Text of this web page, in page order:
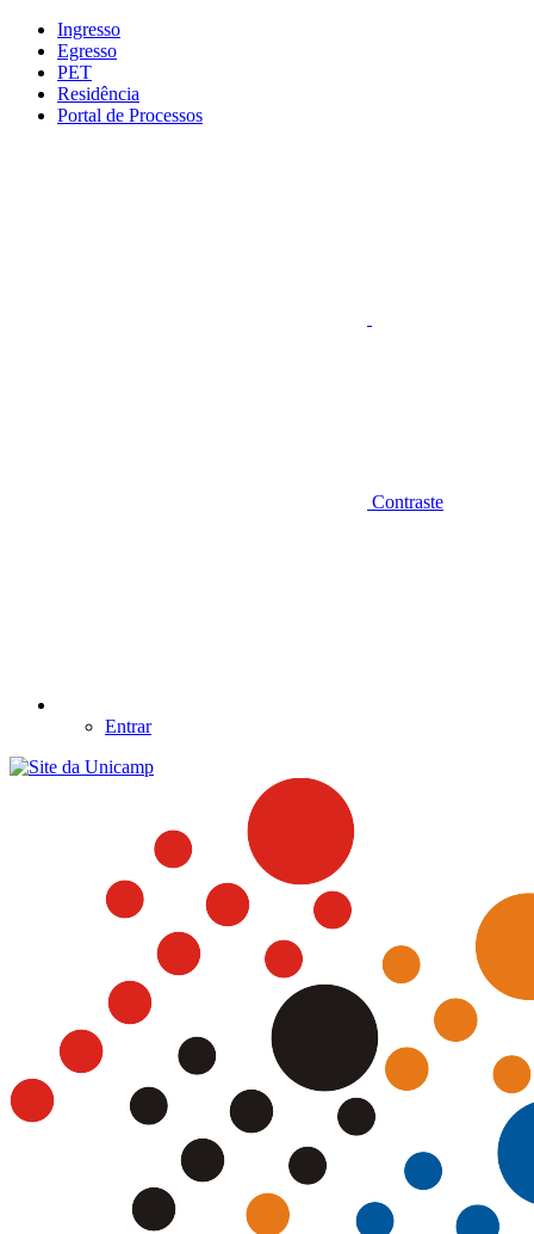
Conteúdo principal
Ingresso
Egresso
PET
Residência
Portal de Processos
Contraste
Entrar